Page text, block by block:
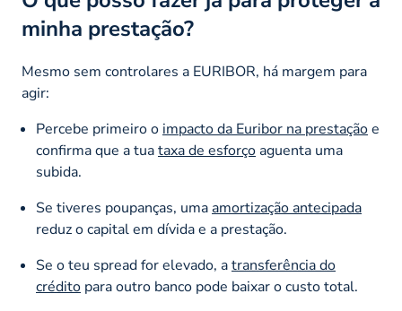
minha prestação?
Mesmo sem controlares a EURIBOR, há margem para
agir:
Percebe primeiro o impacto da Euribor na prestaçãoe
confirma que a tuataxa de esforço aguenta uma
subida.
Se tiveres poupanças, uma amortização antecipada
reduz o capital em dívida e a prestação.
Se o teu spread for elevado, atransferência do
crédito para outro banco pode baixar o custo total.